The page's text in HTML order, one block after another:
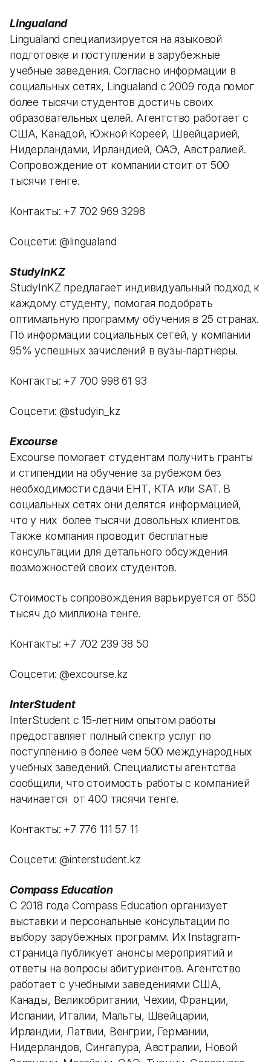
Lingualand
Lingualand специализируется на языковой
подготовке и поступлении в зарубежные
учебные заведения. Согласно информации в
социальных сетях, Lingualand с 2009 года помог
более тысячи студентов достичь своих
образовательных целей. Агентство работает с
США, Канадой, Южной Кореей, Швейцарией,
Нидерландами, Ирландией, ОАЭ, Австралией.
Сопровождение от компании стоит от 500
тысячи тенге.
Контакты: +7 702 969 3298
Соцсети: @lingualand
StudyInKZ
StudyInKZ предлагает индивидуальный подход к
каждому студенту, помогая подобрать
оптимальную программу обучения в 25 странах.
По информации социальных сетей, у компании
95% успешных зачислений в вузы-партнеры.
Контакты: +7 700 998 61 93
Соцсети: @studyin_kz
Excourse
Excourse помогает студентам получить гранты
и стипендии на обучение за рубежом без
необходимости сдачи ЕНТ, КТА или SAT. В
социальных сетях они делятся информацией,
что у них более тысячи довольных клиентов.
Также компания проводит бесплатные
консультации для детального обсуждения
возможностей своих студентов.
Стоимость сопровождения варьируется от 650
тысяч до миллиона тенге.
Контакты: +7 702 239 38 50
Соцсети: @excourse.kz
InterStudent
InterStudent с 15-летним опытом работы
предоставляет полный спектр услуг по
поступлению в более чем 500 международных
учебных заведений. Специалисты агентства
сообщили, что стоимость работы с компанией
начинается от 400 тясячи тенге.
Контакты: +7 776 111 57 11
Соцсети: @interstudent.kz
Compass Education
С 2018 года Compass Education организует
выставки и персональные консультации по
выбору зарубежных программ. Их Instagram-
страница публикует анонсы мероприятий и
ответы на вопросы абитуриентов. ​Агентство
работает с учебными заведениями США,
Канады, Великобритании, Чехии, Франции,
Испании, Италии, Мальты, Швейцарии,
Ирландии, Латвии, Венгрии, Германии,
Нидерландов, Сингапура, Австралии, Новой